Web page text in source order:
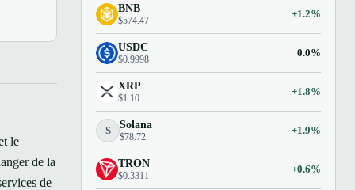
le
de la
de
BNB
$574.47
+1.2%
USDC
$0.9998
0.0%
XRP
$1.10
+1.8%
S Solana
$78.72
+1.9%
TRON
$0.3311
+0.6%